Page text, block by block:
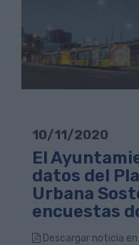
10/11/2020
El
datos del
Urbana
encuestas
Descargar noticia en